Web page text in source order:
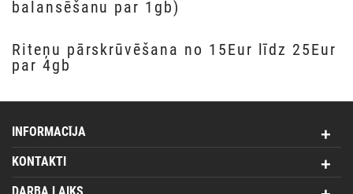
balansēšanu par 1gb)
Riteņu pārskrūvēšana no 15Eur līdz 25Eur
par 4gb
INFORMACĪJA
KONTAKTI